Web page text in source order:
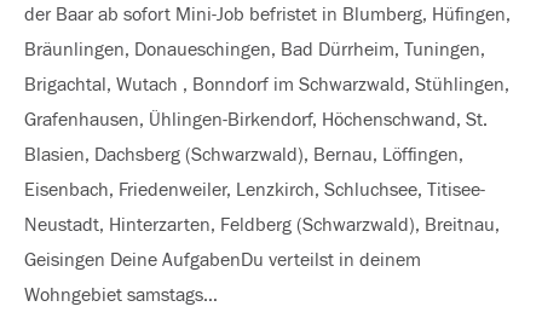
für
Prospekte
im
&
auf
der
der Baar ab sofort Mini-Job befristet in Blumberg, Hüfingen,
Bräunlingen, Donaueschingen, Bad Dürrheim, Tuningen,
Brigachtal, Wutach , Bonndorf im Schwarzwald, Stühlingen,
Grafenhausen, Ühlingen-Birkendorf, Höchenschwand, St.
Blasien, Dachsberg (Schwarzwald), Bernau, Löffingen,
Eisenbach, Friedenweiler, Lenzkirch, Schluchsee, Titisee-
Neustadt, Hinterzarten, Feldberg (Schwarzwald), Breitnau,
Geisingen Deine AufgabenDu verteilst in deinem
Wohngebiet samstags…